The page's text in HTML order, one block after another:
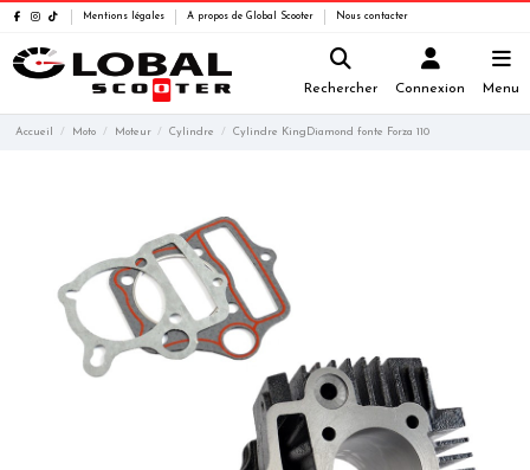
Mentions légales A propos de Global Scooter Nous contacter
Rechercher Connexion Menu
Accueil Moto Moteur Cylindre Cylindre KingDiamond fonte Forza 110